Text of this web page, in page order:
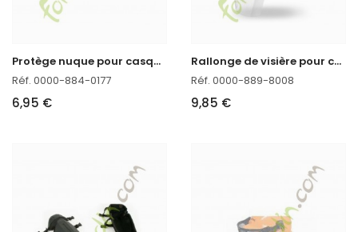
P
rotège nuque pour casque Integra Stihl
Réf. 0000-884-0177
6,95 €
R
allonge de visière pour casque Advance Stihl
Réf. 0000-889-8008
9,85 €